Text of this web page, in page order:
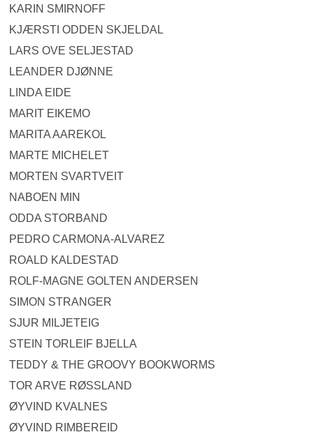
KARIN SMIRNOFF
KJÆRSTI ODDEN SKJELDAL
LARS OVE SELJESTAD
LEANDER DJØNNE
LINDA EIDE
MARIT EIKEMO
MARITA AAREKOL
MARTE MICHELET
MORTEN SVARTVEIT
NABOEN MIN
ODDA STORBAND
PEDRO CARMONA-ALVAREZ
ROALD KALDESTAD
ROLF-MAGNE GOLTEN ANDERSEN
SIMON STRANGER
SJUR MILJETEIG
STEIN TORLEIF BJELLA
TEDDY & THE GROOVY BOOKWORMS
TOR ARVE RØSSLAND
ØYVIND KVALNES
ØYVIND RIMBEREID